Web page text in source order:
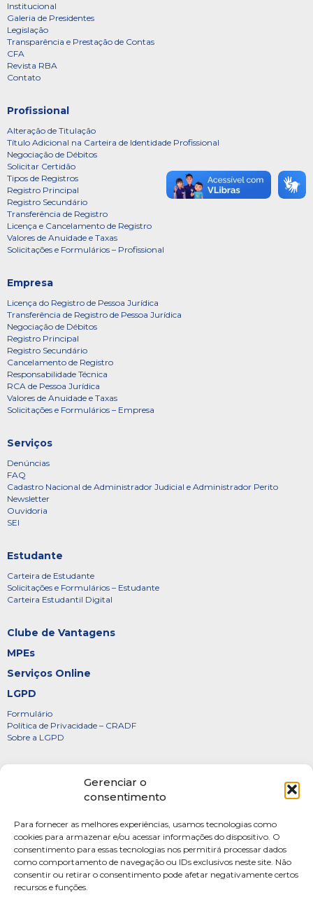
Gerenciar o
consentimento
Para fornecer as melhores experiências, usamos tecnologias como
cookies para armazenar e/ou acessar informações do dispositivo. O
consentimento para essas tecnologias nos permitirá processar dados
como comportamento de navegação ou IDs exclusivos neste site. Não
consentir ou retirar o consentimento pode afetar negativamente certos
recursos e funções.
Institucional
Galeria de Presidentes
Legislação
Transparência e Prestação de Contas
CFA
Revista RBA
Contato
Profissional
Alteração de Titulação
Título Adicional na Carteira de Identidade Profissional
Negociação de Débitos
Solicitar Certidão
Tipos de Registros
Registro Principal
Registro Secundário
Transferência de Registro
Licença e Cancelamento de Registro
Valores de Anuidade e Taxas
Solicitações e Formulários – Profissional
Empresa
Licença do Registro de Pessoa Jurídica
Transferência de Registro de Pessoa Jurídica
Negociação de Débitos
Registro Principal
Registro Secundário
Cancelamento de Registro
Responsabilidade Técnica
RCA de Pessoa Jurídica
Valores de Anuidade e Taxas
Solicitações e Formulários – Empresa
Serviços
Denúncias
FAQ
Cadastro Nacional de Administrador Judicial e Administrador Perito
Newsletter
Ouvidoria
SEI
Estudante
Carteira de Estudante
Solicitações e Formulários – Estudante
Carteira Estudantil Digital
Clube de Vantagens
MPEs
Serviços Online
LGPD
Formulário
Política de Privacidade – CRADF
Sobre a LGPD
Diretoria
FOTOS
Webmail
Artigos